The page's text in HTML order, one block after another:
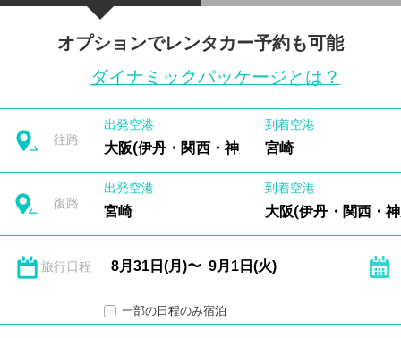
オプションでレンタカー予約も可能
ダイナミックパッケージとは？
往路
出発空港
大阪(伊丹・関西・神戸)
到着空港
宮崎
復路
出発空港
宮崎
到着空港
大阪(伊丹・関西・
旅行日程
一部の日程のみ宿泊